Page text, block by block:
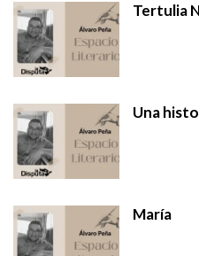
Tertulia
Una
María